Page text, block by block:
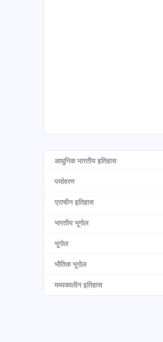
आधुनिक भारतीय इतिहास
पर्यावरण
प्राचीन इतिहास
भारतीय भूगोल
भूगोल
भौतिक भूगोल
मध्यकालीन इतिहास